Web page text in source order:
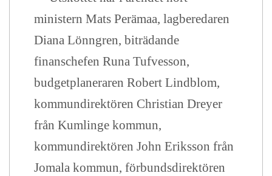
ministern Mats Perämaa, lagberedaren
Diana Lönngren, biträdande
finanschefen Runa Tufvesson,
budgetplaneraren Robert Lindblom,
kommundirektören Christian Dreyer
från Kumlinge kommun,
kommundirektören John Eriksson från
Jomala kommun, förbundsdirektören